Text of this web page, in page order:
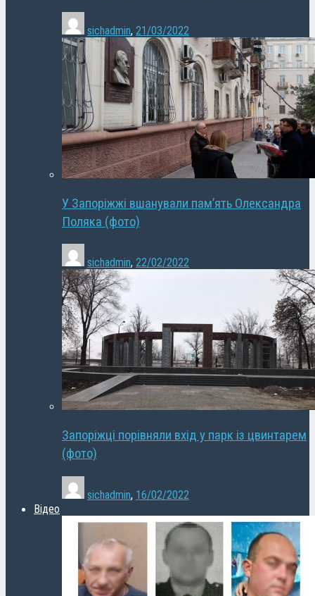
sichadmin, 21/03/2022
У Запоріжжі вшанували пам’ять Олександра
Поляка (фото)
sichadmin, 22/02/2022
Запоріжці порівняли вхід у парк із цвинтарем
(фото)
sichadmin, 16/02/2022
Відео